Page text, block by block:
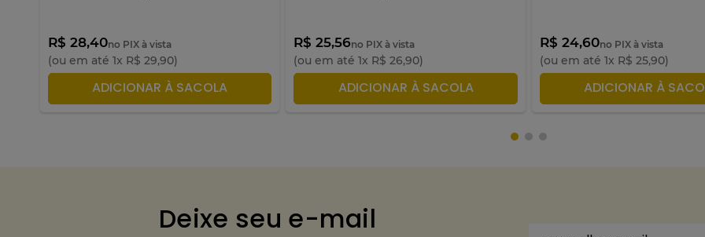
R$ 28,40no PIX à vista
(ou em até 1x R$ 29,90)
ADICIONAR À SACOLA
R$ 25,56no PIX à vista
(ou em até1x R$ 26,90)
ADICIONAR À SACOLA
R$ 24,60no PIX à vista
(ou em até 1x R$ 25,90)
ADICIONAR À
Deixe seu e-mail